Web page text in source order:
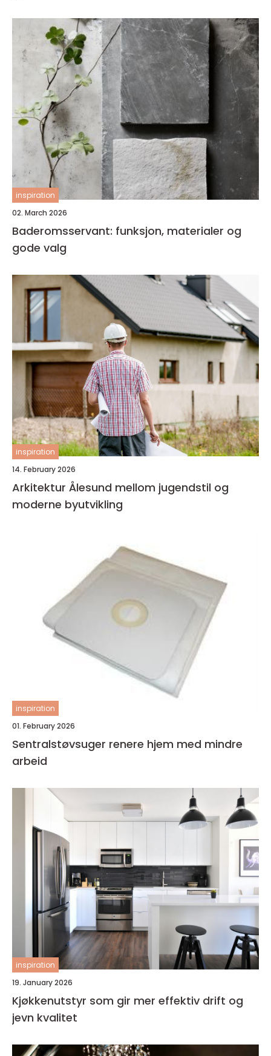
inspiration
02. March 2026
Baderomsservant: funksjon, materialer og
gode valg
inspiration
14. February 2026
Arkitektur Ålesund mellom jugendstil og
moderne byutvikling
inspiration
01. February 2026
Sentralstøvsuger renere hjem med mindre
arbeid
inspiration
19. January 2026
Kjøkkenutstyr som gir mer effektiv drift og
jevn kvalitet